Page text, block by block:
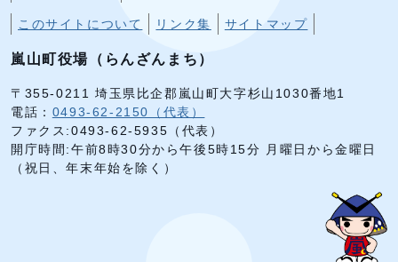
このサイトについて リンク集 サイトマップ
嵐山町役場（らんざんまち）
〒355-0211 埼玉県比企郡嵐山町大字杉山1030番地1
電話： 0493-62-2150（代表）
ファクス:0493-62-5935（代表）
開庁時間:午前8時30分から午後5時15分 月曜日から金曜日
（祝日、年末年始を除く）